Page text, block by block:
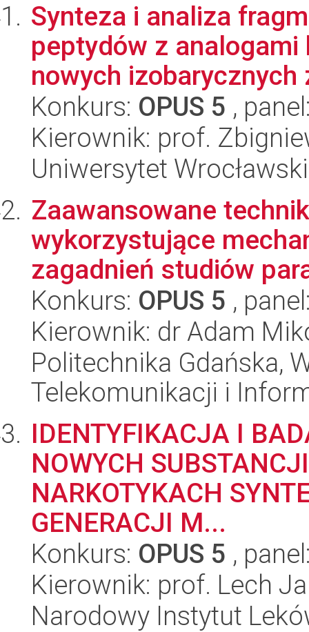
Synteza i analiza
peptydów z
nowych izobarycznych
Konkurs: OPUS 5 ,
Kierownik: prof.
Uniwersytet
Zaawansowane
wykorzystujące
zagadnień studiów
Konkurs: OPUS 5 ,
Kierownik: dr Adam
Politechnika Gdańska,
Telekomunikacji i
IDENTYFIKACJA I
NOWYCH
NARKOTYKACH
GENERACJI M...
Konkurs: OPUS 5 ,
Kierownik: prof. Lech
Narodowy Instytut